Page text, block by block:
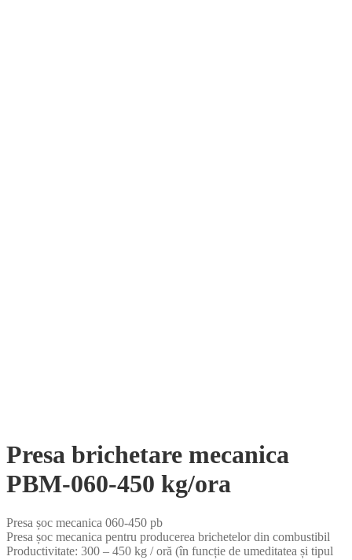
Presa brichetare mecanica
PBM-060-450 kg/ora
Presa șoc mecanica 060-450 pb
Presa șoc mecanica pentru producerea brichetelor din combustibil
Productivitate: 300 – 450 kg / oră (în funcție de umeditatea și tipul